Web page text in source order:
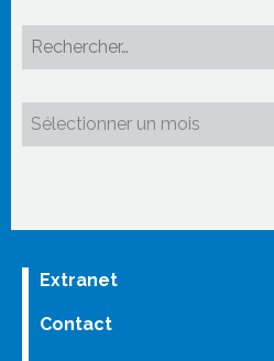
Rechercher :
Extranet
Contact